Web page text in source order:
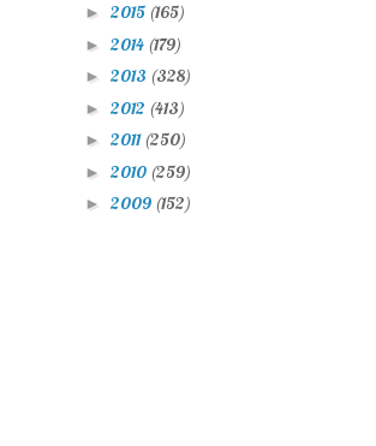
► 2015 (165)
► 2014 (179)
► 2013 (328)
► 2012 (413)
► 2011 (250)
► 2010 (259)
► 2009 (152)